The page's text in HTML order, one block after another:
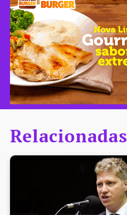
Relacionadas